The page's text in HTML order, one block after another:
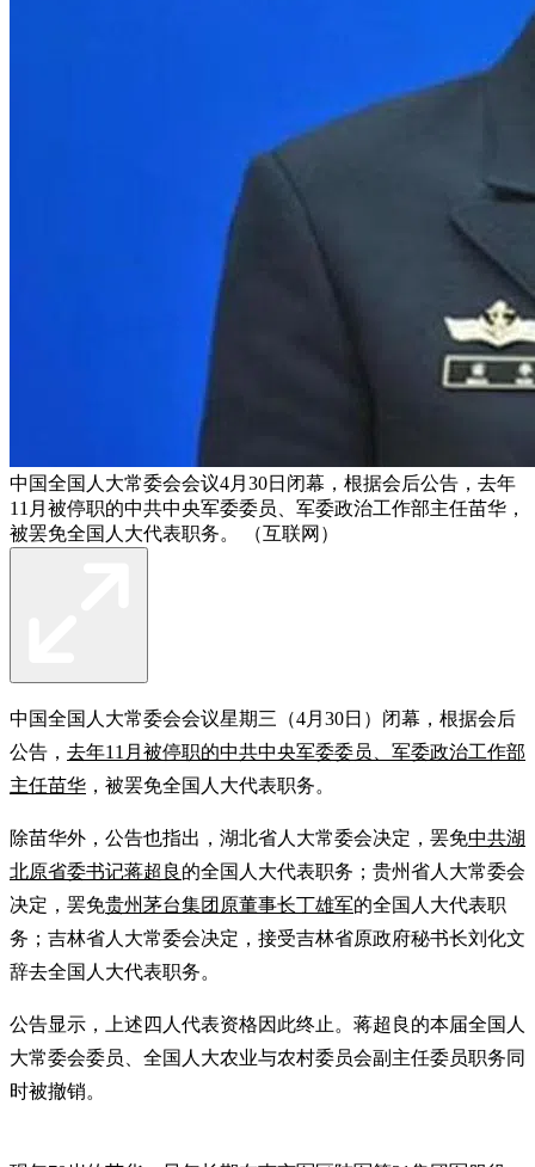
中国全国人大常委会会议4月30日闭幕，根据会后公告，去年
11月被停职的中共中央军委委员、军委政治工作部主任苗华，
被罢免全国人大代表职务。 （互联网）
中国全国人大常委会会议星期三（4月30日）闭幕，根据会后
公告， 去年11月被停职的中共中央军委委员、军委政治工作部
主任苗华 ，被罢免全国人大代表职务。
除苗华外，公告也指出，湖北省人大常委会决定，罢免中共湖
北原省委书记蒋超良 的全国人大代表职务；贵州省人大常委会
决定，罢免贵州茅台集团原董事长丁雄军的全国人大代表职
务；吉林省人大常委会决定，接受吉林省原政府秘书长刘化文
辞去全国人大代表职务。
公告显示，上述四人代表资格因此终止。蒋超良的本届全国人
大常委会委员、全国人大农业与农村委员会副主任委员职务同
时被撤销。